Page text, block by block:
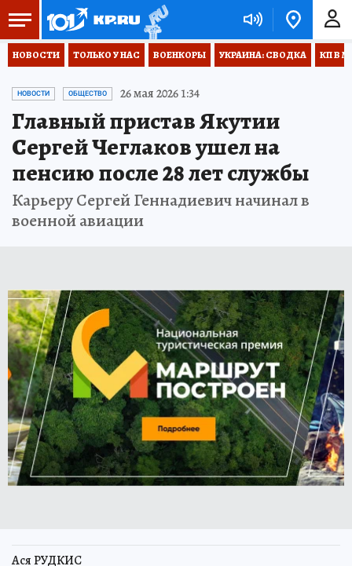
НОВОСТИ ТОЛЬКО У НАС ВОЕНКОРЫ УКРАИНА: СВОДКА КП В
НОВОСТИ ОБЩЕСТВО 26 мая 2026 1:34
Главный пристав Якутии
Сергей Чеглаков ушел на
пенсию после 28 лет службы
Карьеру Сергей Геннадиевич начинал в
военной авиации
Ася РУДКИС